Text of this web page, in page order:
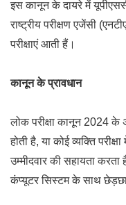
इस कानून के दायरे में
राष्ट्रीय परीक्षण एजेंसी
परीक्षाएं आती हैं।
कानून के प्रावधान
लोक परीक्षा कानून 2024 के
होती है, या कोई व्यक्ति
उम्मीदवार की सहायता
कंप्यूटर सिस्टम के साथ